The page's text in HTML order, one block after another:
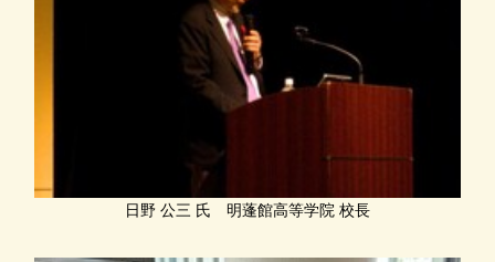
日野 公三 氏 明蓬館高等学院 校長